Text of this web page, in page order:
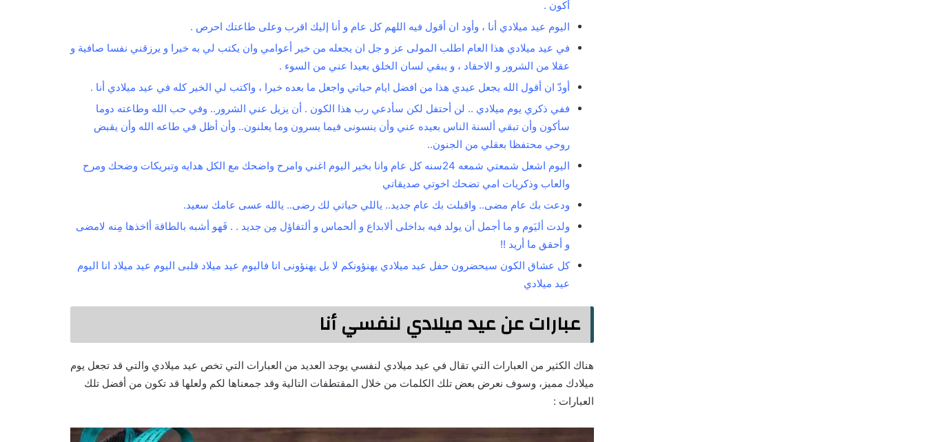
أكون .
اليوم عيد ميلادي أنا ، وأود ان أقول فيه اللهم كل عام و أنا إليك اقرب وعلى طاعتك احرص .
في عيد ميلادي هذا العام اطلب المولى عز و جل ان يجعله من خير أعوامي وان يكتب لي به خيرا و يرزقني نفسا صافية و
عقلا من الشرور و الاحقاد ، و يبقي لسان الخلق بعيدا عني من السوء .
أودّ ان أقول الله يجعل عيدي هذا من افضل ايام حياتي واجعل ما بعده خيرا ، واكتب لي الخير كله في عيد ميلادي أنا .
ففي ذكري يوم ميلادي .. لن أحتفل لكن سأدعي رب هذا الكون . أن يزيل عني الشرور.. وفي حب الله وطاعته دوما
سأكون وأن تبقي ألسنة الناس بعيده عني وأن ينسونى فيما يسرون وما يعلنون.. وأن أظل في طاعه الله وأن يقبض
روحي محتفظا بعقلي من الجنون..
اليوم اشعل شمعتي شمعه 24سنه كل عام وانا بخير اليوم اغني وامرح واضحك مع الكل هدايه وتبريكات وضحك ومرح
والعاب وذكريات امي تضحك اخوتي صديقاتي
ودعت بك عام مضى.. واقبلت بك عام جديد.. ياللي حياتي لك رضى.. يالله عسى عامك سعيد.
ولدت أليَوم و ما أجمل أن يولد فيه بداخلى ألابداع و ألحماس و ألتفاؤل مِن جديد . . فَهو أشبه بالطاقة أاخذها مِنه لامضى
و أحقق ما أريد !!
كل عشاق الكون سيحضرون حفل عيد ميلادي يهنؤونكم لا بل يهنؤونى انا فاليوم عيد ميلاد قلبى اليوم عيد ميلاد انا اليوم
عيد ميلادي
عبارات عن عيد ميلادي لنفسي أنا
هناك الكثير من العبارات التي تقال في عيد ميلادي لنفسي يوجد العديد من العبارات التي تخص عيد ميلادي والتي قد تجعل يوم
ميلادك مميز، وسوف نعرض بعض تلك الكلمات من خلال المقتطفات التالية وقد جمعناها لكم ولعلها قد تكون من أفضل تلك
العبارات :